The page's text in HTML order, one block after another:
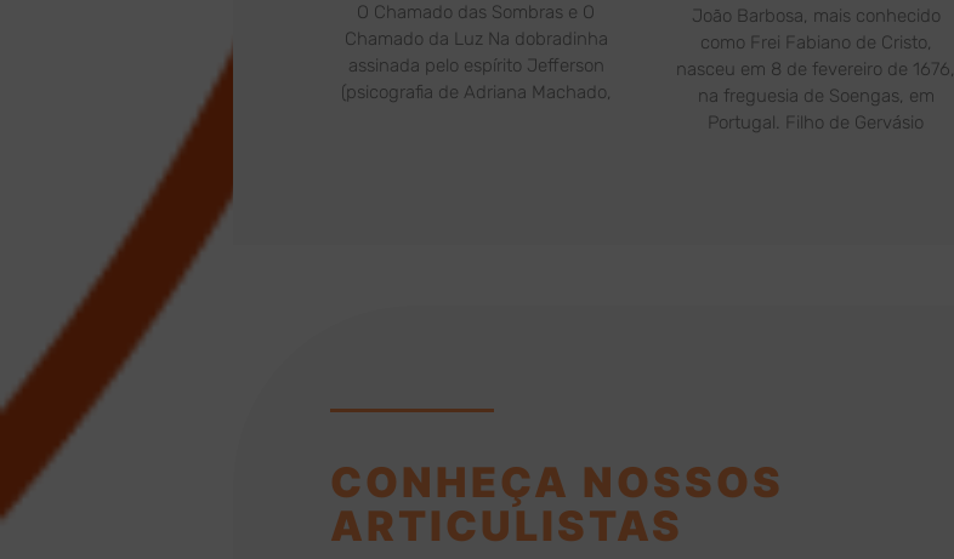
O Chamado das Sombras e O
Chamado da Luz Na dobradinha
assinada pelo espírito Jefferson
(psicografia de Adriana Machado,
João Barbosa, mais conhecido
como Frei Fabiano de Cristo,
nasceu em 8 de fevereiro de 1676,
na freguesia de Soengas, em
Portugal. Filho de Gervásio
CONHEÇA NOSSOS
ARTICULISTAS